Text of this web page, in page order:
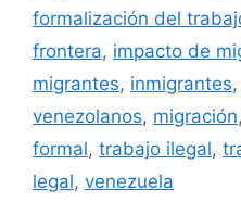
formalización del
frontera, impacto de
migrantes, inmigrantes,
venezolanos, migración,
formal, trabajo ilegal,
legal, venezuela